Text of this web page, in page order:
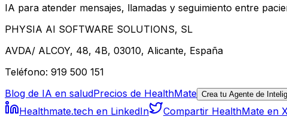
IA para atender mensajes, llamadas y seguimiento entre
PHYSIA AI SOFTWARE SOLUTIONS, SL
AVDA/ ALCOY, 48, 4B, 03010, Alicante, España
Teléfono: 919 500 151
Blog de IA en saludPrecios de HealthMate Crea tu Agente de
Healthmate.tech en LinkedIn Compartir HealthMate en